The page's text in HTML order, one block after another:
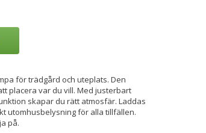
för trädgård och uteplats. Den
placera var du vill. Med justerbart
skapar du rätt atmosfär. Laddas
utomhusbelysning för alla tillfällen.
på.